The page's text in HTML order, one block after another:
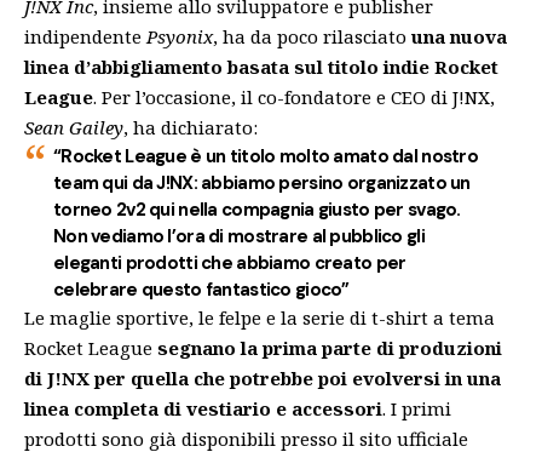
J!NX Inc, insieme allo sviluppatore e publisher
indipendente Psyonix, ha da poco rilasciato una nuova
linea d’abbigliamento basata sul titolo indie Rocket
League. Per l’occasione, il co-fondatore e CEO di J!NX,
Sean Gailey, ha dichiarato:
“Rocket League è un titolo molto amato dal nostro
team qui da J!NX: abbiamo persino organizzato un
torneo 2v2 qui nella compagnia giusto per svago.
Non vediamo l’ora di mostrare al pubblico gli
eleganti prodotti che abbiamo creato per
celebrare questo fantastico gioco”
Le maglie sportive, le felpe e la serie di t-shirt a tema
Rocket League segnano la prima parte di produzioni
di J!NX per quella che potrebbe poi evolversi in una
linea completa di vestiario e accessori. I primi
prodotti sono già disponibili presso il sito ufficiale